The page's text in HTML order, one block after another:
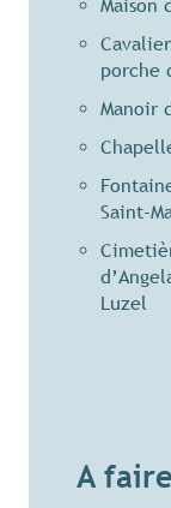
Maison
porche
Manoir
Saint-
Luzel
A faire